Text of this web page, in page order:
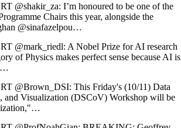
RT @shakir_za: I’m honoured to be one of the
Chairs this year, alongside the
@sinafazelpou…
RT @mark_riedl: A Nobel Prize for AI research
of Physics makes perfect sense because AI is
RT @Brown_DSI: This Friday's (10/11) Data
and Visualization (DSCoV) Workshop will be